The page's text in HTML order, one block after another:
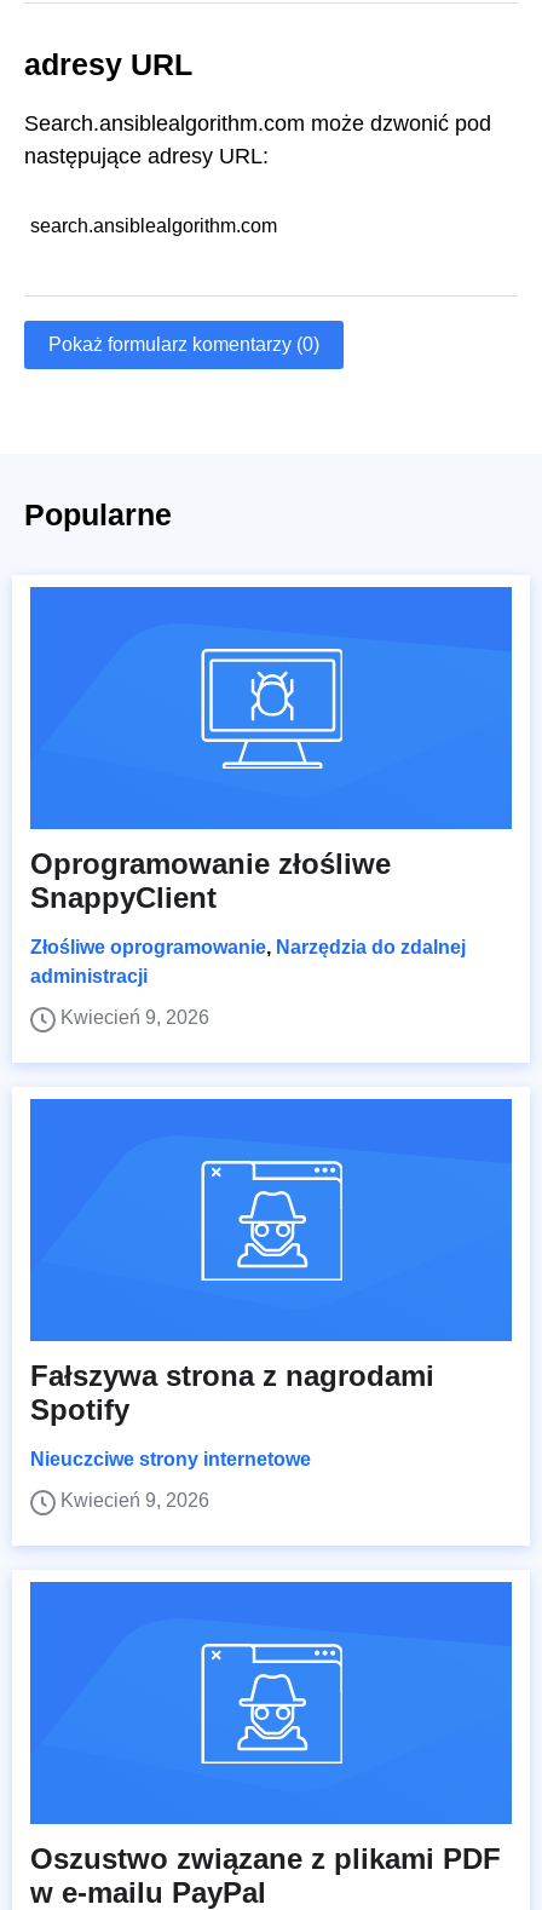
adresy URL
Search.ansiblealgorithm.com może dzwonić pod
następujące adresy URL:
search.ansiblealgorithm.com
Pokaż formularz komentarzy (0)
Popularne
Oprogramowanie złośliwe
SnappyClient
Złośliwe oprogramowanie, Narzędzia do zdalnej
administracji
Kwiecień 9, 2026
Fałszywa strona z nagrodami
Spotify
Nieuczciwe strony internetowe
Kwiecień 9, 2026
Oszustwo związane z plikami PDF
w e-mailu PayPal